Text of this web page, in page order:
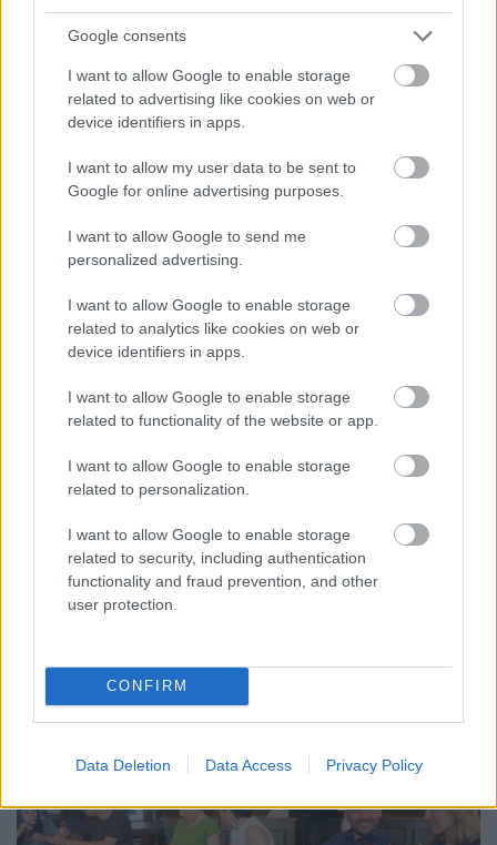
Google consents
I want to allow Google to enable storage
related to advertising like cookies on web or
device identifiers in apps.
I want to allow my user data to be sent to
Google for online advertising purposes.
I want to allow Google to send me
personalized advertising.
I want to allow Google to enable storage
related to analytics like cookies on web or
device identifiers in apps.
I want to allow Google to enable storage
related to functionality of the website or app.
I want to allow Google to enable storage
related to personalization.
I want to allow Google to enable storage
related to security, including authentication
functionality and fraud prevention, and other
user protection.
CONFIRM
Data Deletion Data Access Privacy Policy
nagyszámú, különböző szociális, kulturális hátterű ...
Interkulturális
kompetenciafejlesztés a rendészeti
területen és a szociális területen
dolgozók számára
evatessza•2015. július 25.
Dátum: 2015. szeptember 17-18., október 1-2. és
október 15-16.
segítő szakmákban dolgozó ...